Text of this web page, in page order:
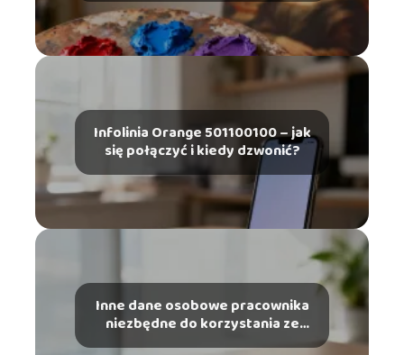
Infolinia Orange 501100100 – jak
się połączyć i kiedy dzwonić?
Inne dane osobowe pracownika
niezbędne do korzystania ze
szczególnych uprawnień – co